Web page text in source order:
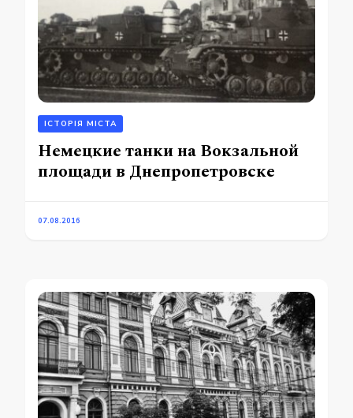
ІСТОРІЯ МІСТА
Немецкие танки на Вокзальной
площади в Днепропетровске
07.08.2016